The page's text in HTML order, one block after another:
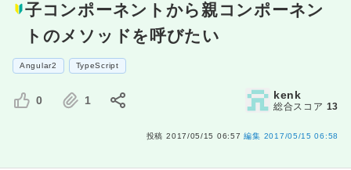
子コンポーネントから親コンポーネン
トのメソッドを呼びたい
Angular2 TypeScript
0 1 kenk
総合スコア 13
投稿 2017/05/15 06:57 編集 2017/05/15 06:58